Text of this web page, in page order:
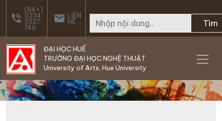
Skip to main content
phone_in_talk
(84+)
0234
3527
746
email LIÊN
HỆ Tìm
ĐẠI HỌC HUẾ
TRƯỜNG ĐẠI HỌC NGHỆ THUẬT
University of Arts, Hue University